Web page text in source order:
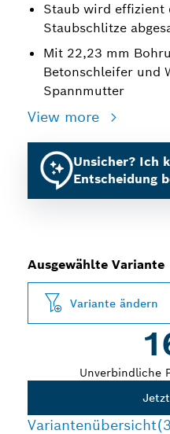
Staub wird effizient
Staubschlitze
Mit 22,23 mm
Betonschleifer und
Spannmutter
View more
Unsicher? Ich
Entscheidung
Ausgewählte Variante
Variante ändern
Unverbindliche
Variantenübersicht